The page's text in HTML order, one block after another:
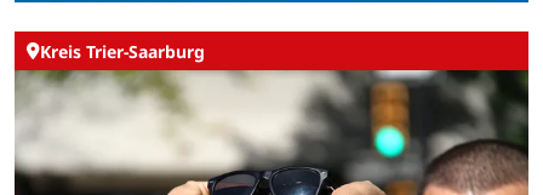
Kreis Trier-Saarburg